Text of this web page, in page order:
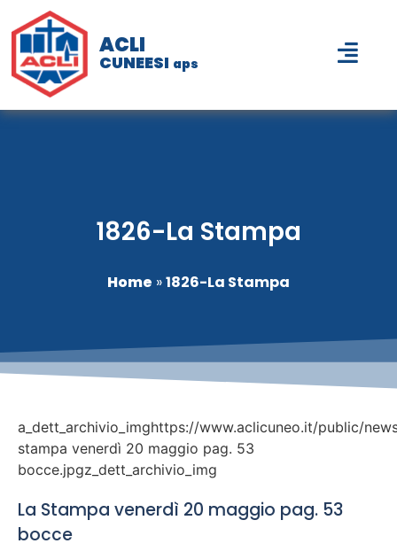
ACLI
CUNEESI aps
1826-La Stampa
Home »1826-La Stampa
a_dett_archivio_imghttps://www.aclicuneo.it/public/
stampa venerdì 20 maggio pag. 53
bocce.jpgz_dett_archivio_img
La Stampa venerdì 20 maggio pag. 53
bocce